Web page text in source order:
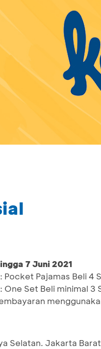
7 Juni 2021
Pocket Pajamas Beli 4
One Set Beli minimal 3
Selatan. Jakarta Barat